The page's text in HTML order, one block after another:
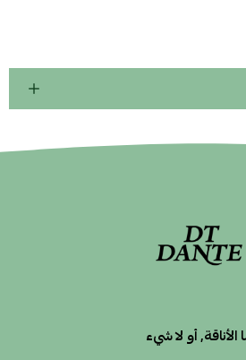
الأناقة, أو لا شيء